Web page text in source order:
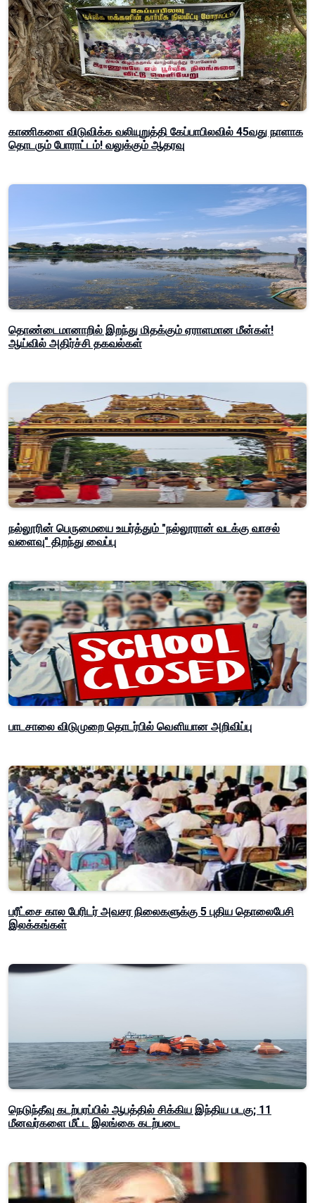
காணிகளை விடுவிக்க வலியுறுத்தி கேப்பாபிலவில் 45வது நாளாக
தொடரும் போராட்டம்! வலுக்கும் ஆதரவு
தொண்டைமானாறில் இறந்து மிதக்கும் ஏராளமான மீன்கள்!
ஆய்வில் அதிர்ச்சி தகவல்கள்
நல்லூரின் பெருமையை உயர்த்தும் "நல்லூரான் வடக்கு வாசல்
வளைவு" திறந்து வைப்பு
பாடசாலை விடுமுறை தொடர்பில் வௌியான அறிவிப்பு
பரீட்சை கால பேரிடர் அவசர நிலைகளுக்கு 5 புதிய தொலைபேசி
இலக்கங்கள்
நெடுந்தீவு கடற்பரப்பில் ஆபத்தில் சிக்கிய இந்திய படகு; 11
மீனவர்களை மீட்ட இலங்கை கடற்படை